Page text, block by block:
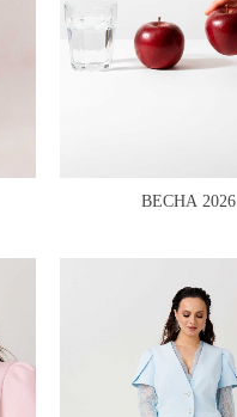
ВЕСНА 2026